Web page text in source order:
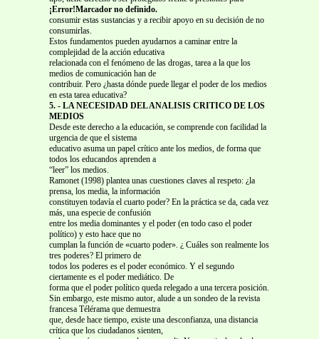
¡Error!Marcador no definido.
consumir estas sustancias y a recibir apoyo en su decisión de no
consumirlas.
Estos fundamentos pueden ayudarnos a caminar entre la
complejidad de la acción educativa
relacionada con el fenómeno de las drogas, tarea a la que los
medios de comunicación han de
contribuir. Pero ¿hasta dónde puede llegar el poder de los medios
en esta tarea educativa?
5. - LA NECESIDAD DEL ANALISIS CRITICO DE LOS
MEDIOS
Desde este derecho a la educación, se comprende con facilidad la
urgencia de que el sistema
educativo asuma un papel crítico ante los medios, de forma que
todos los educandos aprenden a
“leer” los medios.
Ramonet (1998) plantea unas cuestiones claves al respeto: ¿la
prensa, los media, la información
constituyen todavía el cuarto poder? En la práctica se da, cada vez
más, una especie de confusión
entre los media dominantes y el poder (en todo caso el poder
político) y esto hace que no
cumplan la función de «cuarto poder». ¿ Cuáles son realmente los
tres poderes? El primero de
todos los poderes es el poder económico. Y el segundo
ciertamente es el poder mediático. De
forma que el poder político queda relegado a una tercera posición.
Sin embargo, este mismo autor, alude a un sondeo de la revista
francesa Télérama que demuestra
que, desde hace tiempo, existe una desconfianza, una distancia
crítica que los ciudadanos sienten,